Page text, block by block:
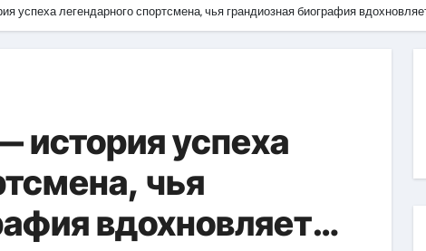
принципы SEO, рекламные каналы и техническая
успеха легендарного спортсмена, чья грандиозная биография
история успеха
чья
вдохновляет